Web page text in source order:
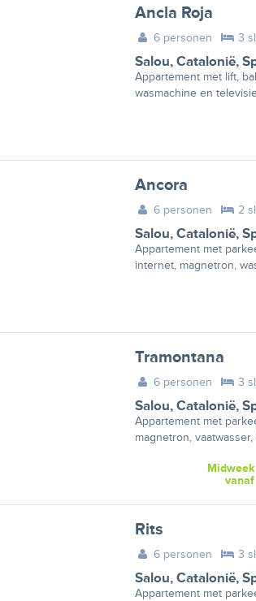
Ancla Roja
6 personen 3
Salou, Catalonië,
Appartement met lift,
wasmachine en
Ancora
6 personen 2
Salou, Catalonië,
Appartement met
internet, magnetron,
Tramontana
6 personen 3
Salou, Catalonië,
Appartement met
magnetron,
Midweek
vanaf
Rits
6 personen 3
Salou, Catalonië,
Appartement met